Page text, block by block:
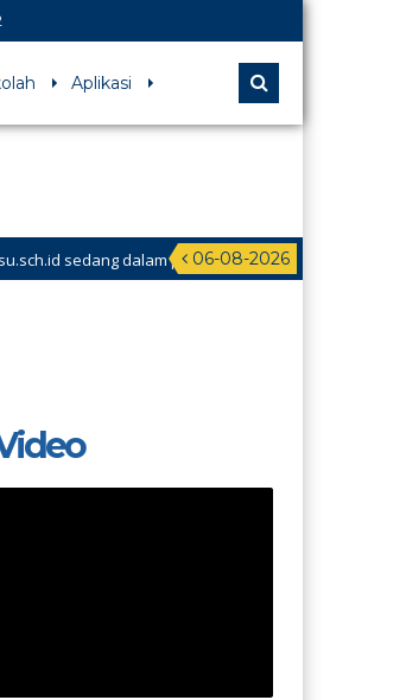
Aplikasi
06-08-2026
sedang dalam perbaikan